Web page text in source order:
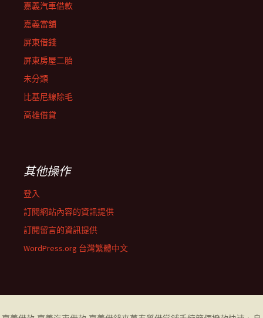
嘉義汽車借款
嘉義當舖
屏東借錢
屏東房屋二胎
未分類
比基尼線除毛
高雄借貸
其他操作
登入
訂閱網站內容的資訊提供
訂閱留言的資訊提供
WordPress.org 台灣繁體中文